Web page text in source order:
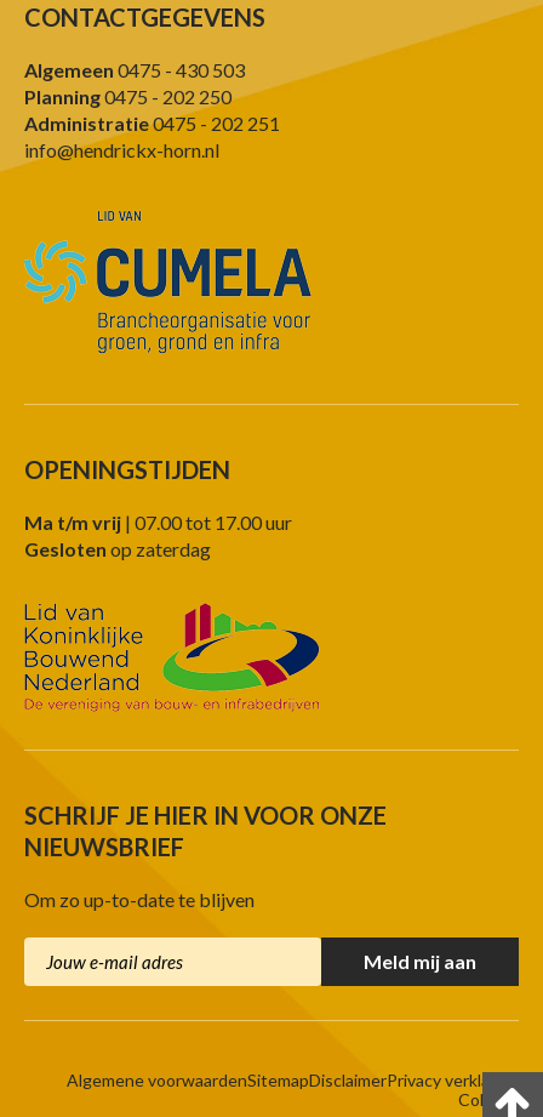
CONTACTGEGEVENS
Algemeen 0475 - 430 503
Planning0475 - 202 250
Administratie0475 - 202 251
info@hendrickx-horn.nl
OPENINGSTIJDEN
Ma t/m vrij | 07.00 tot 17.00 uur
Gesloten op zaterdag
SCHRIJF JE HIER IN VOOR ONZE
NIEUWSBRIEF
Om zo up-to-date te blijven
Algemene voorwaardenSitemapDisclaimerPrivacy verklaring
Colofon